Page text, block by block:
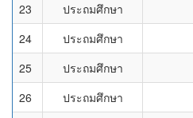
23
ประถมศึกษา
24
ประถมศึกษา
25
ประถมศึกษา
26
ประถมศึกษา